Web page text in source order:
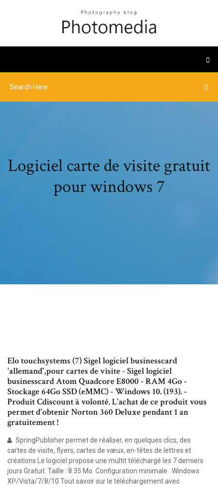
Logiciel carte de visite gratuit
pour windows 7
Elo touchsystems (7) Sigel logiciel businesscard
'allemand',pour cartes de visite - Sigel logiciel
businesscard Atom Quadcore E8000 - RAM 4Go -
Stockage 64Go SSD (eMMC) - Windows 10. (193). -
Produit Cdiscount à volonté. L'achat de ce produit vous
permet d'obtenir Norton 360 Deluxe pendant 1 an
gratuitement !
SpringPublisher permet de réaliser, en quelques clics, des
cartes de visite, flyers, cartes de vœux, en-têtes de lettres et
créations Le logiciel propose une multit téléchargé les 7 derniers
jours Gratuit. Taille : 8.35 Mo. Configuration minimale : Windows
XP/Vista/7/8/10 Tout savoir sur le téléchargement avec